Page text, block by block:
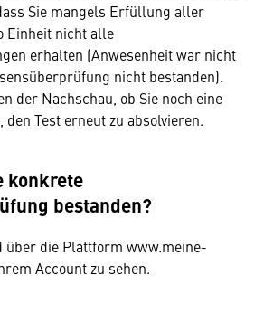
Sie mangels Erfüllung aller
Einheit nicht alle
erhalten (Anwesenheit war nicht
nicht bestanden).
der Nachschau, ob Sie noch eine
Test erneut zu absolvieren.
konkrete
bestanden?
über die Plattform www.meine-
Account zu sehen.